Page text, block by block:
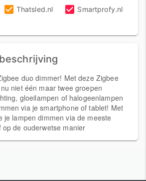
Thatsled.nl Smartprofy.nl
duo dimmer! Met deze Zigbee
niet één maar twee groepen
gloeilampen of halogeenlampen
via je smartphone of tablet! Met
je lampen dimmen via de meeste
de ouderwetse manier